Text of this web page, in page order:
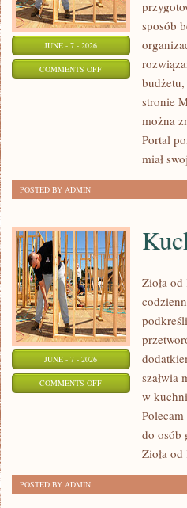
JUNE - 7 - 2026
COMMENTS OFFON
DEKORACJE
ARANŻACJE
sposób
stronie
można
Portal
miał
POSTED BY ADMIN
JUNE - 7 - 2026
COMMENTS OFFON
Zioła
szałwia
w
do osób
Zioła
POSTED BY ADMIN